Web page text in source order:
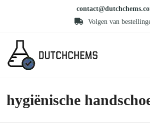
Volgen van
hygiënische